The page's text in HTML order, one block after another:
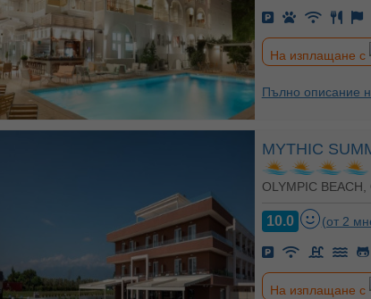
На изплащане с
Пълно описание
MYTHIC
OLYMPIC
10.0 (от 2
На изплащане с